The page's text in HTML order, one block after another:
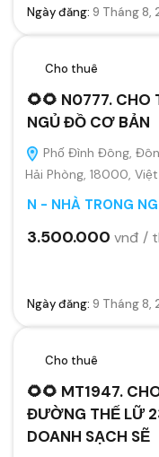
Ngày đăng: 9 Tháng 8,
Cho thuê
🌻🌻 N0777. CHO
NGỦ ĐỒ CƠ BẢN
Phố Đình Đông,
Hải Phòng, 18000,
N - NHÀ TRONG
3.500.000 vnđ /
Ngày đăng: 9 Tháng 8,
Cho thuê
🌻🌻 MT1947.
ĐƯỜNG THẾ LỮ
DOANH SẠCH SẼ